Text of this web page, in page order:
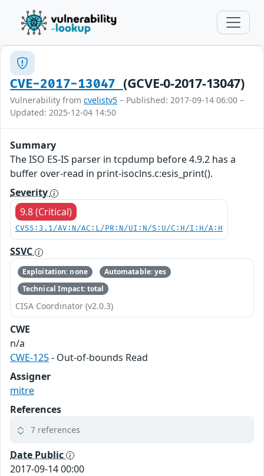
CVE-2017-13047 (GCVE-0-2017-13047)
Vulnerability from cvelistv5 – Published: 2017-09-14 06:00 –
Updated: 2025-12-04 14:50
Summary
The ISO ES-IS parser in tcpdump before 4.9.2 has a
buffer over-read in print-isoclns.c:esis_print().
Severity
9.8 (Critical)
CVSS:3.1/AV:N/AC:L/PR:N/UI:N/S:U/C:H/I:H/A:H
SSVC
Exploitation: none
Automatable: yes
Technical Impact: total
CISA Coordinator (v2.0.3)
CWE
n/a
CWE-125- Out-of-bounds Read
Assigner
mitre
References
7 references
Date Public
2017-09-14 00:00